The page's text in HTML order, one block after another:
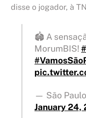
disse o jogador, à
🏟️ A
MorumBIS!
— São Paulo
January 24,